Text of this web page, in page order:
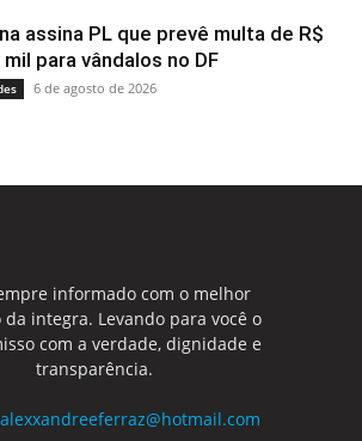
assina PL que prevê multa de R$
para vândalos no DF
6 de agosto de 2026
informado com o melhor
integra. Levando para você o
com a verdade, dignidade e
transparência.
alexxandreeferraz@hotmail.com